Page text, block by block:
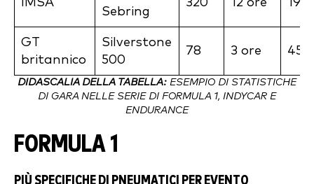
Sebring
GT
britannico
Silverstone
500
78 3 ore
DIDASCALIA DELLA TABELLA: ESEMPIO DI STATISTICHE
DI GARA NELLE SERIE DI FORMULA 1, INDYCAR E
ENDURANCE
FORMULA 1
PIÙ SPECIFICHE DI PNEUMATICI PER EVENTO